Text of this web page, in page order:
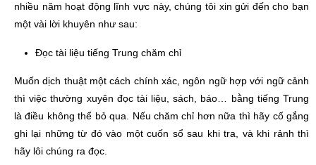
nhiều năm hoạt động lĩnh vực này, chúng tôi xin gửi đến cho bạn
một vài lời khuyên như sau:
Đọc tài liệu tiếng Trung chăm chỉ
Muốn dịch thuật một cách chính xác, ngôn ngữ hợp với ngữ cảnh
thì việc thường xuyên đọc tài liệu, sách, báo… bằng tiếng Trung
là điều không thể bỏ qua. Nếu chăm chỉ hơn nữa thì hãy cố gắng
ghi lại những từ đó vào một cuốn sổ sau khi tra, và khi rảnh thì
hãy lôi chúng ra đọc.